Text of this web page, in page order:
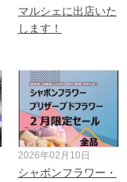
マルシェに出店いた
します！
2026年02月10日
シャボンフラワー・